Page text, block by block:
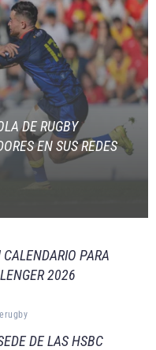
DE RUGBY
EN SUS REDES
PARA
2026
DE LAS HSBC